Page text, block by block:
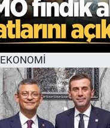
EKONOMİ